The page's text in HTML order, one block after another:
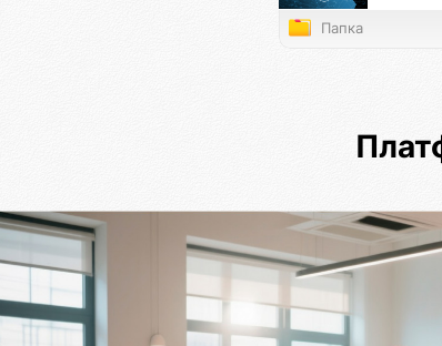
Папка